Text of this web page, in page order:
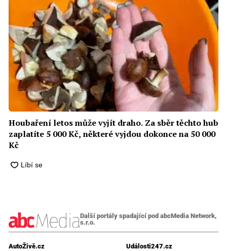
Houbaření letos může vyjít draho. Za sběr těchto hub
zaplatíte 5 000 Kč, některé vyjdou dokonce na 50 000
Kč
Další portály spadající pod abcMedia Network,
s.r.o.
AutoŽivě.cz
Události247.cz